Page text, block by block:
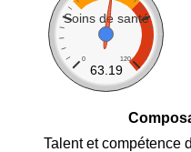
Soins de santé
0 120
63.19
Talent et compétence